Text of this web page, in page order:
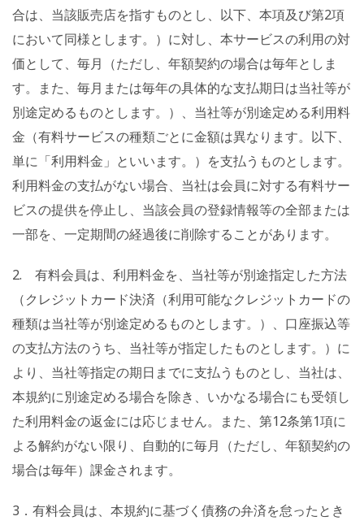
合は、当該販売店を指すものとし、以下、本項及び第2項
において同様とします。）に対し、本サービスの利用の対
価として、毎月（ただし、年額契約の場合は毎年としま
す。また、毎月または毎年の具体的な支払期日は当社等が
別途定めるものとします。）、当社等が別途定める利用料
金（有料サービスの種類ごとに金額は異なります。以下、
単に「利用料金」といいます。）を支払うものとします。
利用料金の支払がない場合、当社は会員に対する有料サー
ビスの提供を停止し、当該会員の登録情報等の全部または
一部を、一定期間の経過後に削除することがあります。
2. 有料会員は、利用料金を、当社等が別途指定した方法
（クレジットカード決済（利用可能なクレジットカードの
種類は当社等が別途定めるものとします。）、口座振込等
の支払方法のうち、当社等が指定したものとします。）に
より、当社等指定の期日までに支払うものとし、当社は、
本規約に別途定める場合を除き、いかなる場合にも受領し
た利用料金の返金には応じません。また、第12条第1項に
よる解約がない限り、自動的に毎月（ただし、年額契約の
場合は毎年）課金されます。
3．有料会員は、本規約に基づく債務の弁済を怠ったとき